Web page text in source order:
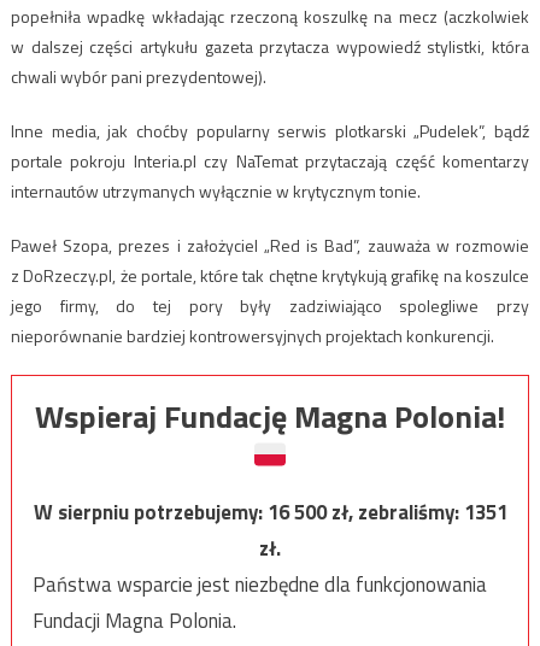
popełniła wpadkę wkładając rzeczoną koszulkę na mecz (aczkolwiek
w dalszej części artykułu gazeta przytacza wypowiedź stylistki, która
chwali wybór pani prezydentowej).
Inne media, jak choćby popularny serwis plotkarski „Pudelek”, bądź
portale pokroju Interia.pl czy NaTemat przytaczają część komentarzy
internautów utrzymanych wyłącznie w krytycznym tonie.
Paweł Szopa, prezes i założyciel „Red is Bad”, zauważa w rozmowie
z DoRzeczy.pl, że portale, które tak chętne krytykują grafikę na koszulce
jego firmy, do tej pory były zadziwiająco spolegliwe przy
nieporównanie bardziej kontrowersyjnych projektach konkurencji.
Wspieraj Fundację Magna Polonia!
W sierpniu potrzebujemy:16 500zł, zebraliśmy:1351
zł.
Państwa wsparcie jest niezbędne dla funkcjonowania
Fundacji Magna Polonia.